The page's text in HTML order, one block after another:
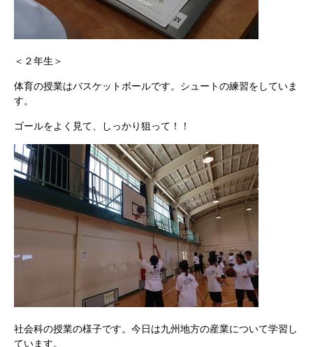
＜２年生＞
体育の授業はバスケットボールです。シュートの練習をしていま
す。
ゴールをよく見て、しっかり狙って！！
社会科の授業の様子です。今日は九州地方の産業について学習し
ています。